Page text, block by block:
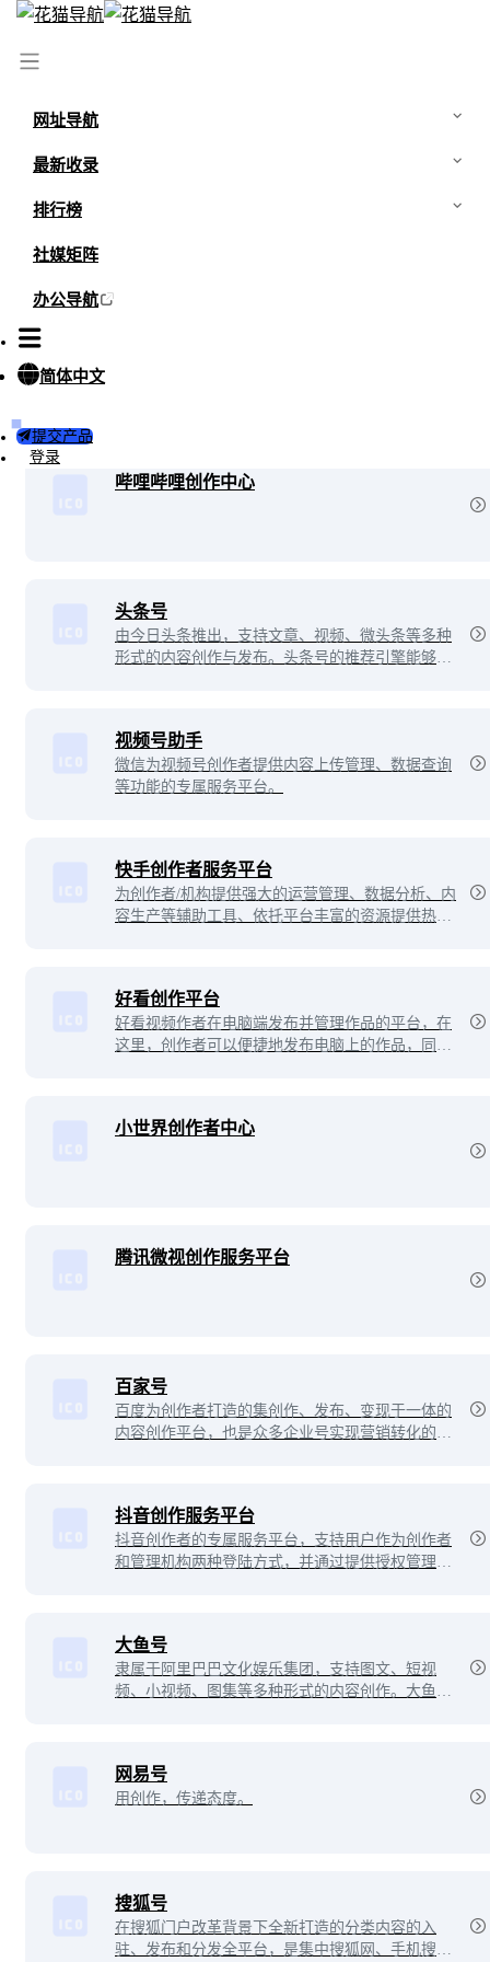
网址导航
最新收录
排行榜
社媒矩阵
办公导航
简体中文
提交产品
登录
自媒体发布
哔哩哔哩创作中心
头条号
由今日头条推出，支持文章、视频、微头条等多种
形式的内容创作与发布。头条号的推荐引擎能够帮
视频号助手
微信为视频号创作者提供内容上传管理、数据查询
等功能的专属服务平台。
快手创作者服务平台
为创作者/机构提供强大的运营管理、数据分析、内
容生产等辅助工具、依托平台丰富的资源提供热点
好看创作平台
好看视频作者在电脑端发布并管理作品的平台，在
这里，创作者可以便捷地发布电脑上的作品，同时
小世界创作者中心
腾讯微视创作服务平台
百家号
百度为创作者打造的集创作、发布、变现于一体的
内容创作平台，也是众多企业号实现营销转化的运
抖音创作服务平台
抖音创作者的专属服务平台，支持用户作为创作者
和管理机构两种登陆方式，并通过提供授权管理、
大鱼号
隶属于阿里巴巴文化娱乐集团，支持图文、短视
频、小视频、图集等多种形式的内容创作。大鱼号
网易号
用创作，传递态度。
搜狐号
在搜狐门户改革背景下全新打造的分类内容的入
驻、发布和分发全平台，是集中搜狐网、手机搜狐